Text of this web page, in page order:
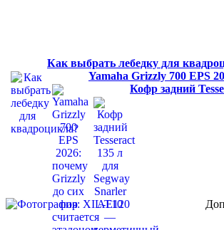
Как выбрать лебедку для
Yamaha Grizzly 700 EPS
Кофр задний